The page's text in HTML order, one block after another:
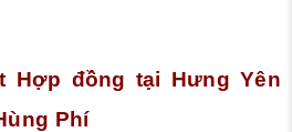
Hợp đồng tại Hưng Yên
Phí